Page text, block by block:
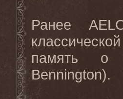
Ранее
память о
Bennington).